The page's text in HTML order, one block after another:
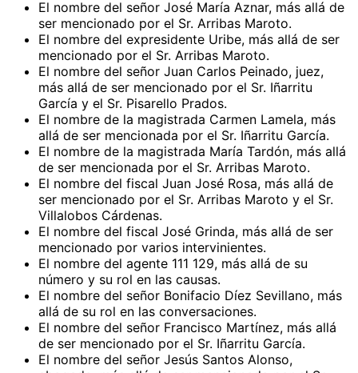
El nombre del señor José María Aznar, más allá de
ser mencionado por el Sr. Arribas Maroto.
El nombre del expresidente Uribe, más allá de ser
mencionado por el Sr. Arribas Maroto.
El nombre del señor Juan Carlos Peinado, juez,
más allá de ser mencionado por el Sr. Iñarritu
García y el Sr. Pisarello Prados.
El nombre de la magistrada Carmen Lamela, más
allá de ser mencionada por el Sr. Iñarritu García.
El nombre de la magistrada María Tardón, más allá
de ser mencionada por el Sr. Arribas Maroto.
El nombre del fiscal Juan José Rosa, más allá de
ser mencionado por el Sr. Arribas Maroto y el Sr.
Villalobos Cárdenas.
El nombre del fiscal José Grinda, más allá de ser
mencionado por varios intervinientes.
El nombre del agente 111 129, más allá de su
número y su rol en las causas.
El nombre del señor Bonifacio Díez Sevillano, más
allá de su rol en las conversaciones.
El nombre del señor Francisco Martínez, más allá
de ser mencionado por el Sr. Iñarritu García.
El nombre del señor Jesús Santos Alonso,